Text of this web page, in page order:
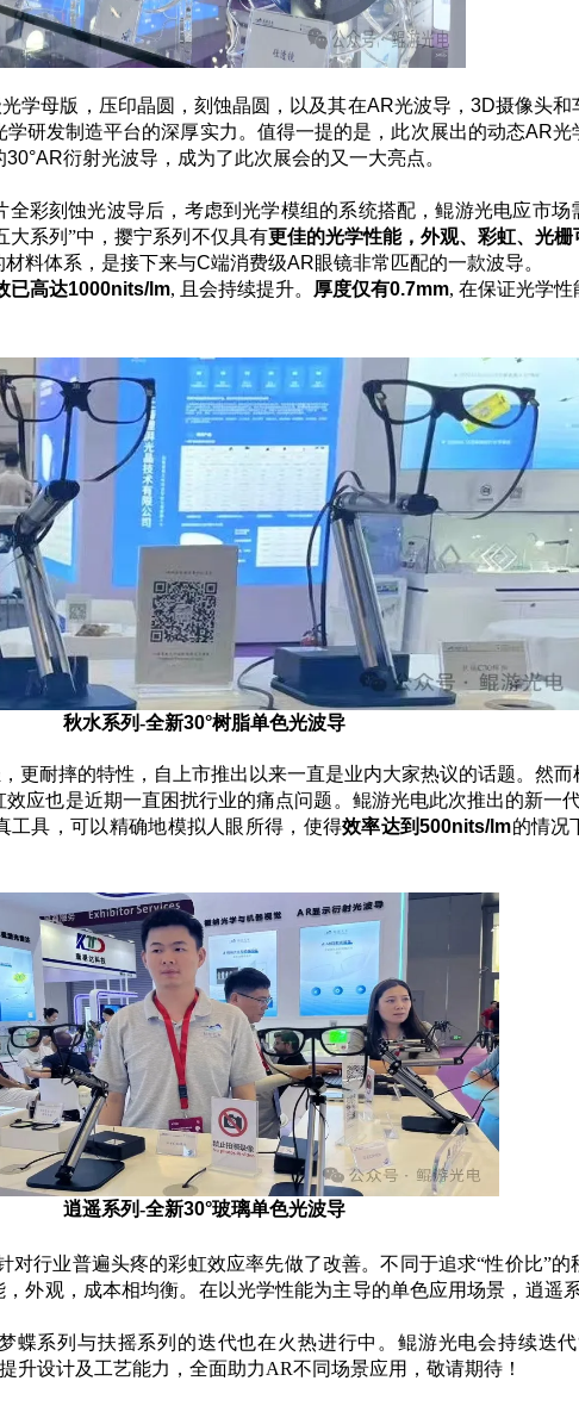
学母版，压印晶圆，刻蚀晶圆，以及其在AR光波导， 3D摄像头和
研发制造平台的深厚实力。值得一提的是，此次展出的动态AR光
30°AR衍射光波导，成为了此次展会的又一大亮点。
全彩刻蚀光波导后，考虑到光学模组的系统搭配，鲲游光电应市场
大系列”中，撄宁系列不仅具有更佳的光学性能，外观、彩虹、光
材料体系，是接下来与C端消费级AR眼镜非常匹配的一款波导。
已高达1000nits/lm, 且会持续提升。 厚度仅有0.7mm, 在保证光学
秋水系列-全新30°树脂单色光波导
更耐摔的特性，自上市推出以来一直是业内大家热议的话题。然
应也是近期一直困扰行业的痛点问题。鲲游光电此次推出的新一
工具，可以精确地模拟人眼所得，使得效率达到500nits/lm的情况
逍遥系列-全新30°玻璃单色光波导
对行业普遍头疼的彩虹效应率先做了改善。不同于追求“性价比”的
外观，成本相均衡。在以光学性能为主导的单色应用场景，逍遥
蝶系列与扶摇系列的迭代也在火热进行中。鲲游光电会持续迭代
升设计及工艺能力，全面助力AR不同场景应用，敬请期待！